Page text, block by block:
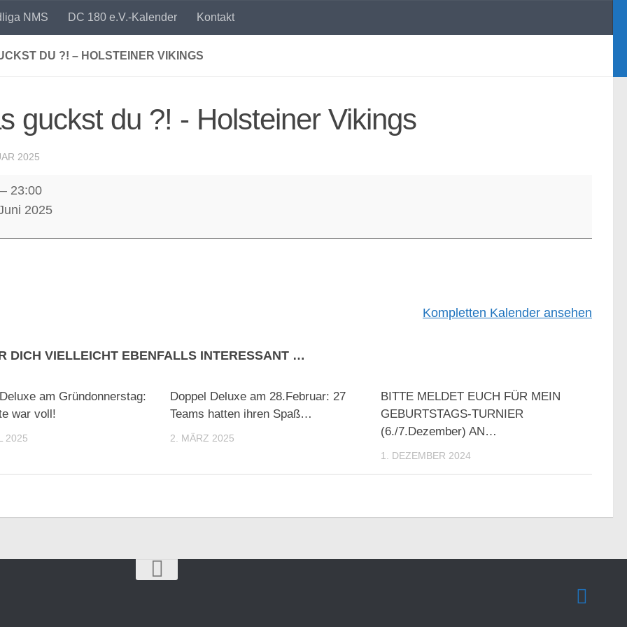
NMS DC 180 e.V.-Kalender Kontakt
DU ?! – HOLSTEINER VIKINGS
guckst du ?! - Holsteiner Vikings
2025
– 23:00
2025
Kompletten Kalender ansehen
DICH VIELLEICHT EBENFALLS INTERESSANT …
am Gründonnerstag:
war voll!
2025
Doppel Deluxe am 28.Februar: 27
Teams hatten ihren Spaß…
2. MÄRZ 2025
BITTE MELDET EUCH FÜR MEIN
GEBURTSTAGS-TURNIER
(6./7.Dezember) AN…
1. DEZEMBER 2024